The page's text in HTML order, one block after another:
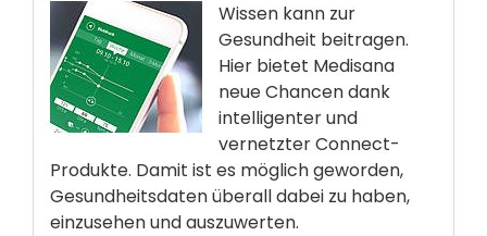
Wissen kann zur
Gesundheit beitragen.
Hier bietet Medisana
neue Chancen dank
intelligenter und
vernetzter Connect-
Produkte. Damit ist es möglich geworden,
Gesundheitsdaten überall dabei zu haben,
einzusehen und auszuwerten.